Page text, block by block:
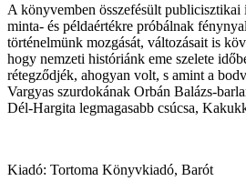
A könyvemben összefésült publicisztikai
minta- és példaértékre próbálnak
történelmünk mozgását, változásait is
hogy nemzeti históriánk eme szelete
rétegződjék, ahogyan volt, s amint a
Vargyas szurdokának Orbán Balázs-
Dél-Hargita legmagasabb csúcsa,
Kiadó: Tortoma Könyvkiadó, Barót